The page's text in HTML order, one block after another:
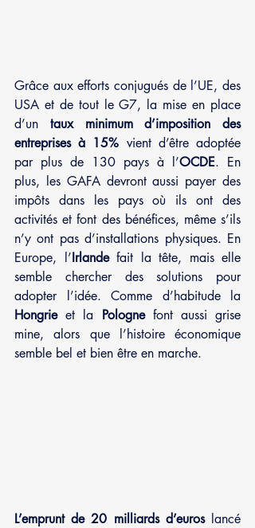
Grâce aux efforts conjugués de l’UE, des
USA et de tout le G7, la mise en place
d’un taux minimum d’imposition des
entreprises à 15% vient d’être adoptée
par plus de 130 pays à l’OCDE. En
plus, les GAFA devront aussi payer des
impôts dans les pays où ils ont des
activités et font des bénéfices, même s’ils
n’y ont pas d’installations physiques. En
Europe, l’Irlande fait la tête, mais elle
semble chercher des solutions pour
Hongrie et la Pologne font aussi grise
mine, alors que l’histoire économique
semble bel et bien être en marche.
L’emprunt de 20 milliards d’euros lancé